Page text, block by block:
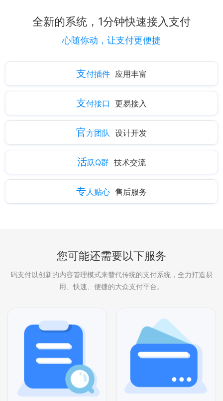
全新的系统，1分钟快速接入支付
心随你动，让支付更便捷
支付插件 应用丰富
支付接口 更易接入
官方团队 设计开发
活跃Q群 技术交流
专人贴心 售后服务
您可能还需要以下服务
码支付以创新的内容管理模式来替代传统的支付系统，全力打造易
用、快速、便捷的大众支付平台。